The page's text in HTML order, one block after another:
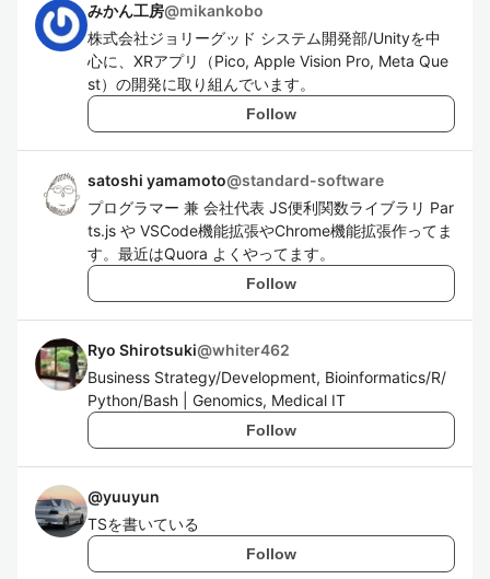
みかん工房@mikankobo
株式会社ジョリーグッド システム開発部/Unityを中
心に、XRアプリ（Pico, Apple Vision Pro, Meta Que
st）の開発に取り組んでいます。
Follow
satoshi yamamoto@standard-software
プログラマー 兼 会社代表 JS便利関数ライブラリ Par
ts.js や VSCode機能拡張やChrome機能拡張作ってま
す。最近はQuora よくやってます。
Follow
Ryo Shirotsuki@whiter462
Business Strategy/Development, Bioinformatics/R/
Python/Bash | Genomics, Medical IT
Follow
@yuuyun
TSを書いている
Follow